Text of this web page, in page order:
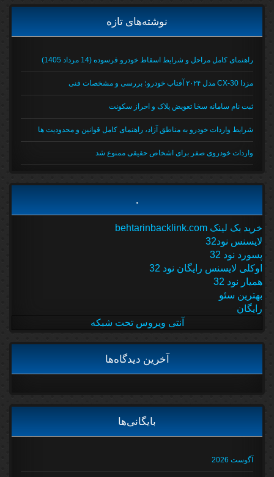
نوشته‌های تازه
راهنمای کامل مراحل و شرایط اسقاط خودرو فرسوده (14 مرداد 1405)
مزدا CX-30 مدل ۲۰۲۴ آفتاب خودرو؛ بررسی و مشخصات فنی
ثبت نام سامانه سخا تعویض پلاک و احراز سکونت
شرایط واردات خودرو به مناطق آزاد، راهنمای کامل قوانین و محدودیت ها
واردات خودروی صفر برای اشخاص حقیقی ممنوع شد
خرید بک لینک behtarinbacklink.com
لایسنس نود32
پسورد نود 32
اوکلی لایسنس رایگان نود 32
همیار نود 32
بهترین سئو
رایگان
آنتی ویروس تحت شبکه
آخرین دیدگاه‌ها
بایگانی‌ها
آگوست 2026